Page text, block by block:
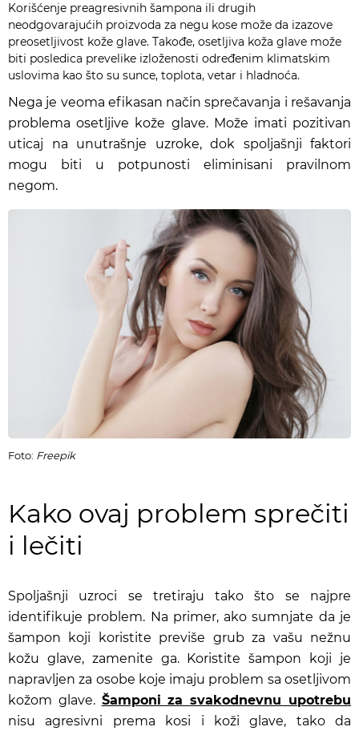
Korišćenje preagresivnih šampona ili drugih
neodgovarajućih proizvoda za negu kose može da izazove
preosetljivost kože glave. Takođe, osetljiva koža glave može
biti posledica prevelike izloženosti određenim klimatskim
uslovima kao što su sunce, toplota, vetar i hladnoća.
Nega je veoma efikasan način sprečavanja i rešavanja
problema osetljive kože glave. Može imati pozitivan
uticaj na unutrašnje uzroke, dok spoljašnji faktori
mogu biti u potpunosti eliminisani pravilnom
negom.
Foto: Freepik
Kako ovaj problem sprečiti
i lečiti
Spoljašnji uzroci se tretiraju tako što se najpre
identifikuje problem. Na primer, ako sumnjate da je
šampon koji koristite previše grub za vašu nežnu
kožu glave, zamenite ga. Koristite šampon koji je
napravljen za osobe koje imaju problem sa osetljivom
kožom glave. Šamponi za svakodnevnu upotrebu
nisu agresivni prema kosi i koži glave, tako da